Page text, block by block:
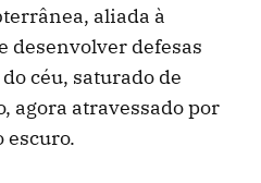
aliada à
desenvolver defesas
céu, saturado de
agora atravessado por
escuro.